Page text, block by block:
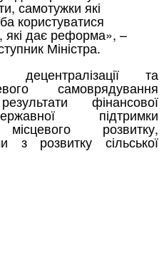
самотужки які
користуватися
дає реформа», –
Міністра.
децентралізації та
самоврядування
фінансової
підтримки
розвитку,
з розвитку сільської